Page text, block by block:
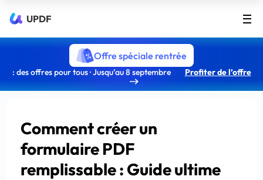
UPDF
Offre spéciale rentrée
: des offres pour tous · Jusqu’au 8 septembre Profiter de l’offre
Comment créer un
formulaire PDF
remplissable : Guide ultime